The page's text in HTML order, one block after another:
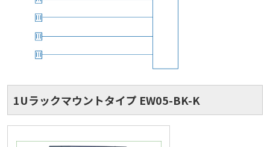
1Uラックマウントタイプ EW05-BK-K